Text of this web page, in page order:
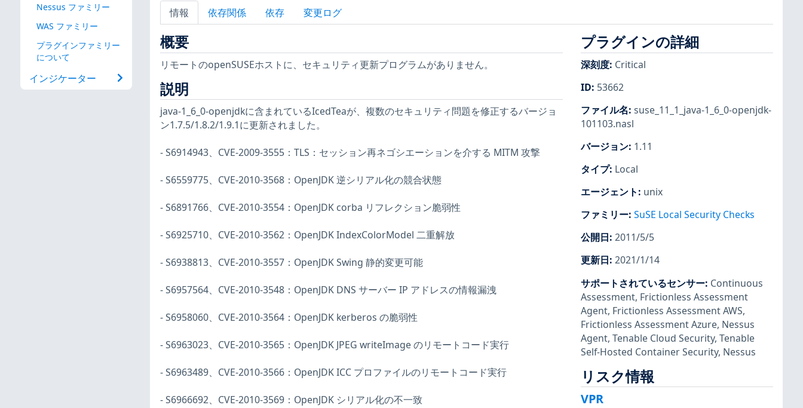
Nessus ファミリー
WAS ファミリー
プラグインファミリー
について
インジケーター
情報 依存関係 依存 変更ログ
概要
リモートのopenSUSEホストに、セキュリティ更新プログラムがありません。
説明
java-1_6_0-openjdkに含まれているIcedTeaが、複数のセキュリティ問題を修正するバージョ
ン1.7.5/1.8.2/1.9.1に更新されました。
- S6914943、CVE-2009-3555：TLS：セッション再ネゴシエーションを介する MITM 攻撃
- S6559775、CVE-2010-3568：OpenJDK 逆シリアル化の競合状態
- S6891766、CVE-2010-3554：OpenJDK corba リフレクション脆弱性
- S6925710、CVE-2010-3562：OpenJDK IndexColorModel 二重解放
- S6938813、CVE-2010-3557：OpenJDK Swing 静的変更可能
- S6957564、CVE-2010-3548：OpenJDK DNS サーバー IP アドレスの情報漏洩
- S6958060、CVE-2010-3564：OpenJDK kerberos の脆弱性
- S6963023、CVE-2010-3565：OpenJDK JPEG writeImage のリモートコード実行
- S6963489、CVE-2010-3566：OpenJDK ICC プロファイルのリモートコード実行
- S6966692、CVE-2010-3569：OpenJDK シリアル化の不一致
プラグインの詳細
深刻度: Critical
ID: 53662
ファイル名: suse_11_1_java-1_6_0-openjdk-
101103.nasl
バージョン: 1.11
タイプ: Local
エージェント: unix
ファミリー: SuSE Local Security Checks
公開日: 2011/5/5
更新日: 2021/1/14
サポートされているセンサー: Continuous
Assessment, Frictionless Assessment
Agent, Frictionless Assessment AWS,
Frictionless Assessment Azure, Nessus
Agent, Tenable Cloud Security, Tenable
Self-Hosted Container Security, Nessus
リスク情報
VPR